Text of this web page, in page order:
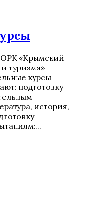
«Крымский
туризма»
курсы
подготовку
история,